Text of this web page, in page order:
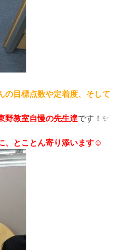
の目標点数や定着度、そして
野教室自慢の先生達です！✨
、とことん寄り添います☺️